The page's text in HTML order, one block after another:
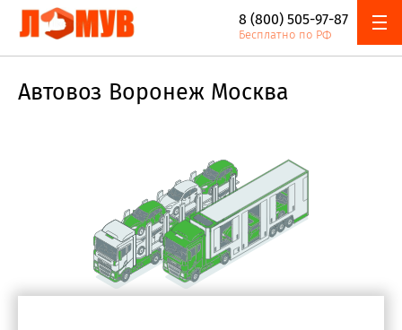
8 (800) 505-97-87
Бесплатно по РФ
Наш автопарк
Онлайн
калькулятор
Акции и скидки
Адреса
компании
Автовоз Воронеж Москва